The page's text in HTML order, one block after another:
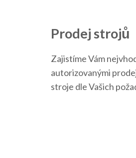
Prodej strojů
Zajistíme Vám
autorizovanými
stroje dle Vašich